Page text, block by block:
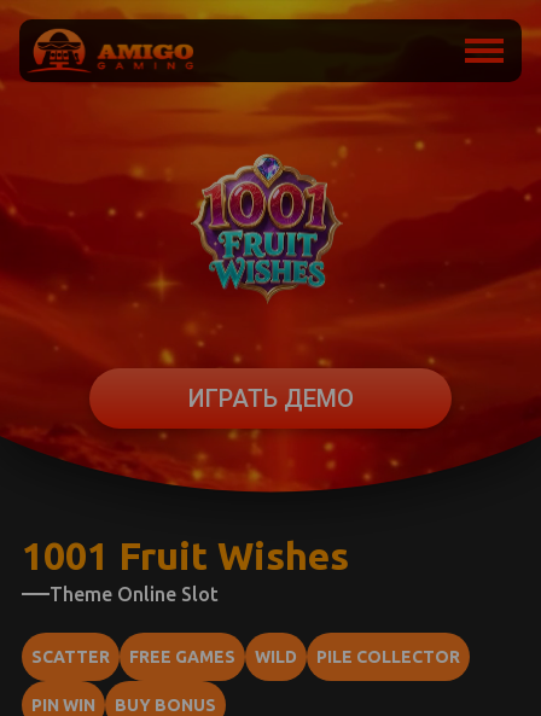
ИГРАТЬ ДЕМО
1001 Fruit Wishes
Theme Online Slot
SCATTER FREE GAMES WILD PILE COLLECTOR
PIN WIN BUY BONUS